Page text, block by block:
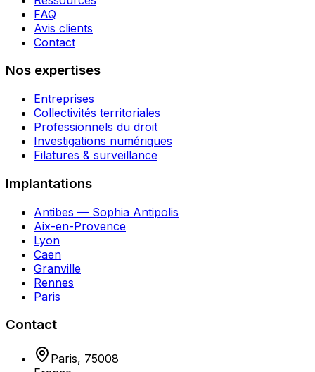
FAQ
Avis clients
Contact
Nos expertises
Entreprises
Collectivités territoriales
Professionnels du droit
Investigations numériques
Filatures & surveillance
Implantations
Antibes — Sophia Antipolis
Aix-en-Provence
Lyon
Caen
Granville
Rennes
Paris
Contact
Paris, 75008